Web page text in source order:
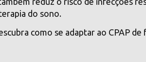
do sono.
como se adaptar ao CPAP de